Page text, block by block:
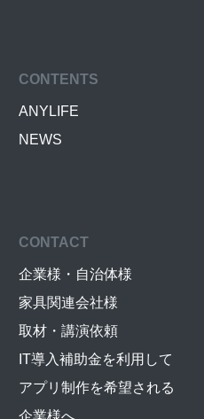
CONTENTS
ANYLIFE
NEWS
CONTACT
企業様・自治体様
家具関連会社様
取材・講演依頼
IT導入補助金を利用して
アプリ制作を希望される